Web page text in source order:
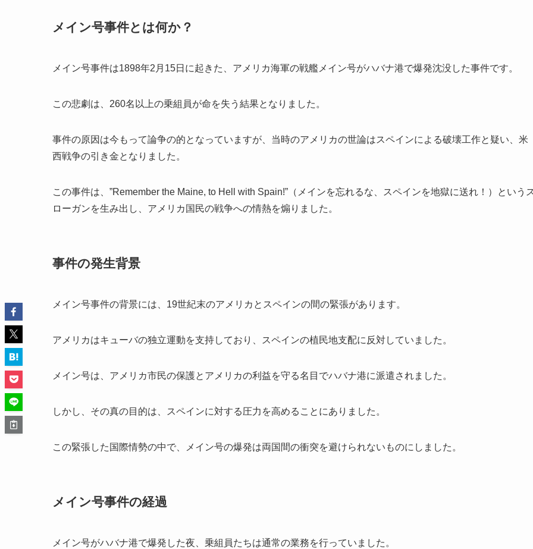
メイン号事件とは何か？
メイン号事件は1898年2月15日に起きた、アメリカ海軍の戦艦メイン号がハバナ港で爆発沈没した事件です。
この悲劇は、260名以上の乗組員が命を失う結果となりました。
事件の原因は今もって論争の的となっていますが、当時のアメリカの世論はスペインによる破壊工作と疑い、米
西戦争の引き金となりました。
この事件は、”Remember the Maine, to Hell with Spain!”（メインを忘れるな、スペインを地獄に送れ！）という
ローガンを生み出し、アメリカ国民の戦争への情熱を煽りました。
事件の発生背景
メイン号事件の背景には、19世紀末のアメリカとスペインの間の緊張があります。
アメリカはキューバの独立運動を支持しており、スペインの植民地支配に反対していました。
メイン号は、アメリカ市民の保護とアメリカの利益を守る名目でハバナ港に派遣されました。
しかし、その真の目的は、スペインに対する圧力を高めることにありました。
この緊張した国際情勢の中で、メイン号の爆発は両国間の衝突を避けられないものにしました。
メイン号事件の経過
メイン号がハバナ港で爆発した夜、乗組員たちは通常の業務を行っていました。